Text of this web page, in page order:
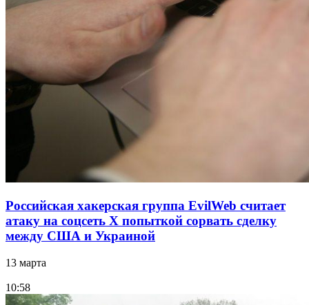
Российская хакерская группа EvilWeb считает
атаку на соцсеть Х попыткой сорвать сделку
между США и Украиной
13 марта
10:58